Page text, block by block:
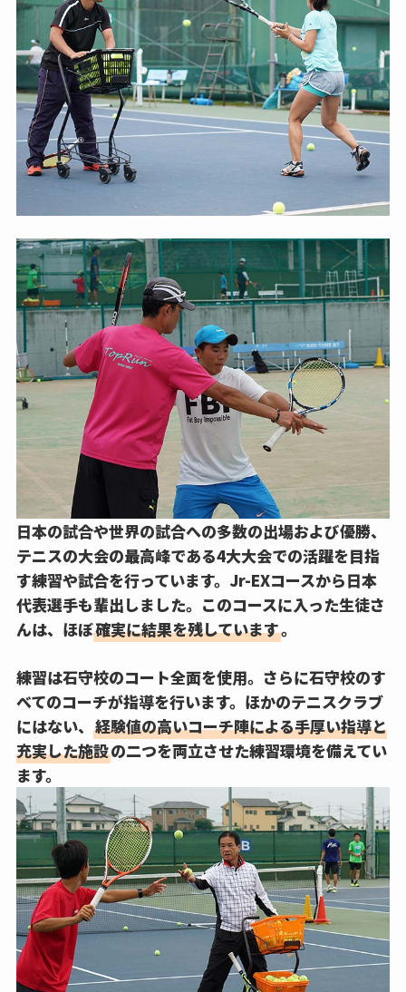
日本の試合や世界の試合への多数の出場および優勝、
テニスの大会の最高峰である4大大会での活躍を目指
す練習や試合を行っています。Jr-EXコースから日本
代表選手も輩出しました。このコースに入った生徒さ
んは、ほぼ確実に結果を残しています。
練習は石守校のコート全面を使用。さらに石守校のす
べてのコーチが指導を行います。ほかのテニスクラブ
にはない、 経験値の高いコーチ陣による手厚い指導と
充実した施設の二つを両立させた練習環境を備えてい
ます。